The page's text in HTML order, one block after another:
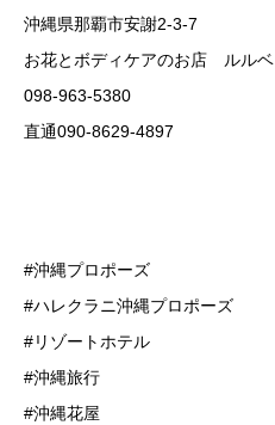
沖縄県那覇市安謝2-3-7
お花とボディケアのお店 ルルベ
098-963-5380
直通090-8629-4897
#沖縄プロポーズ
#ハレクラニ沖縄プロポーズ
#リゾートホテル
#沖縄旅行
#沖縄花屋